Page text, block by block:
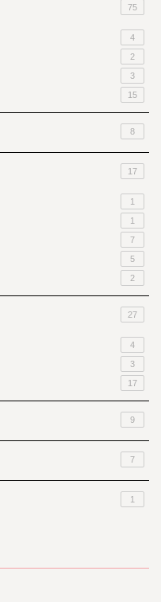
75
4
2
3
15
8
17
1
1
7
5
2
27
4
3
17
9
7
1